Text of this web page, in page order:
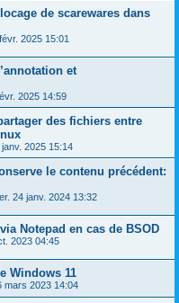
de scarewares dans
2025 15:01
et
2025 14:59
des fichiers entre
2025 15:14
le contenu précédent:
24 janv. 2024 13:32
Notepad en cas de BSOD
2023 04:45
Windows 11
mars 2023 14:04